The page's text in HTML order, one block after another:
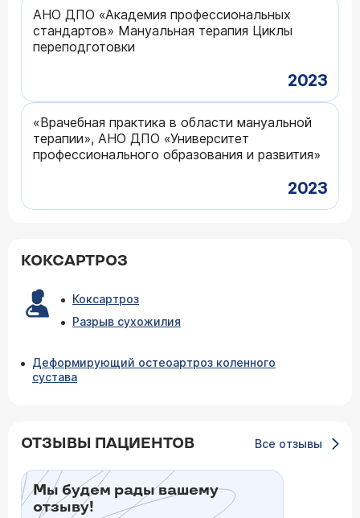
АНО ДПО «Академия профессиональных
стандартов» Мануальная терапия Циклы
переподготовки
2023
«Врачебная практика в области мануальной
терапии», АНО ДПО «Университет
профессионального образования и развития»
2023
КОКСАРТРОЗ
Коксартроз
Разрыв сухожилия
Деформирующий остеоартроз коленного
сустава
ОТЗЫВЫ ПАЦИЕНТОВ Все отзывы
Мы будем рады вашему
отзыву!